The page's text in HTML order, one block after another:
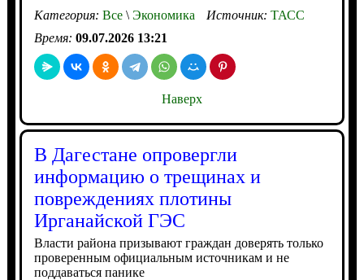
Категория: Все\Экономика Источник: ТАСС
Время: 09.07.2026 13:21
Наверх
В Дагестане опровергли
информацию о трещинах и
повреждениях плотины
Ирганайской ГЭС
Власти района призывают граждан доверять только
проверенным официальным источникам и не
поддаваться панике